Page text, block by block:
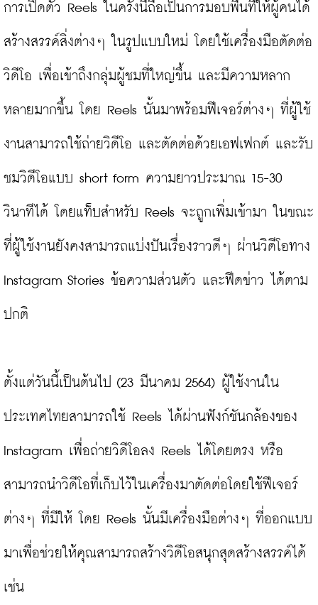
การเปิดตัว Reels ในครั้งนี้ถือเป็นการมอบพื้นที่ให้ผู้คนได้
สร้างสรรค์สิ่งต่างๆ ในรูปแบบใหม่ โดยใช้เครื่องมือตัดต่อ
วิดีโอ เพื่อเข้าถึงกลุ่มผู้ชมที่ใหญ่ขึ้น และมีความหลาก
หลายมากขึ้น โดย Reels นั้นมาพร้อมฟีเจอร์ต่างๆ ที่ผู้ใช้
งานสามารถใช้ถ่ายวิดีโอ และตัดต่อด้วยเอฟเฟกต์ และรับ
ชมวิดีโอแบบ short form ความยาวประมาณ 15-30
วินาทีได้ โดยแท็บสำหรับ Reels จะถูกเพิ่มเข้ามา ในขณะ
ที่ผู้ใช้งานยังคงสามารถแบ่งปันเรื่องราวดีๆ ผ่านวิดีโอทาง
Instagram Stories ข้อความส่วนตัว และฟีดข่าว ได้ตาม
ปกติ
ตั้งแต่วันนี้เป็นต้นไป (23 มีนาคม 2564) ผู้ใช้งานใน
ประเทศไทยสามารถใช้ Reels ได้ผ่านฟังก์ชันกล้องของ
Instagram เพื่อถ่ายวิดีโอลง Reels ได้โดยตรง หรือ
สามารถนำวิดีโอที่เก็บไว้ในเครื่องมาตัดต่อโดยใช้ฟีเจอร์
ต่างๆ ที่มีให้ โดย Reels นั้นมีเครื่องมือต่างๆ ที่ออกแบบ
มาเพื่อช่วยให้คุณสามารถสร้างวิดีโอสนุกสุดสร้างสรรค์ได้
เช่น